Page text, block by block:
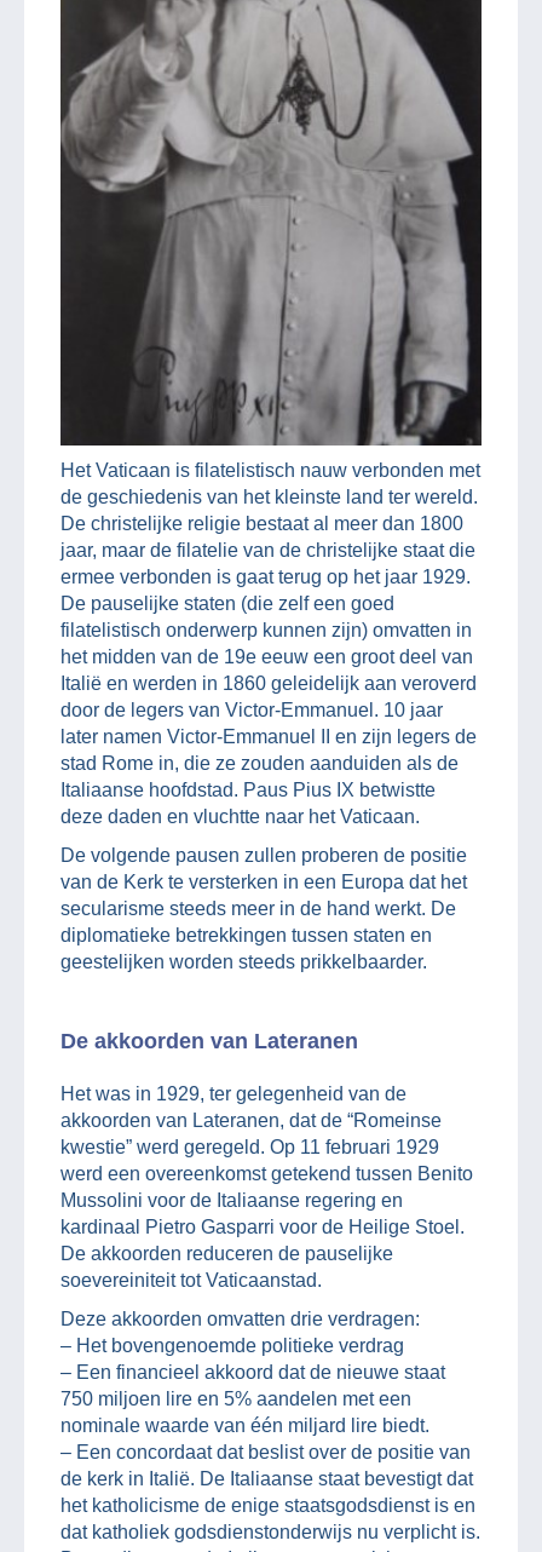
Het Vaticaan is filatelistisch nauw verbonden met
de geschiedenis van het kleinste land ter wereld.
De christelijke religie bestaat al meer dan 1800
jaar, maar de filatelie van de christelijke staat die
ermee verbonden is gaat terug op het jaar 1929.
De pauselijke staten (die zelf een goed
filatelistisch onderwerp kunnen zijn) omvatten in
het midden van de 19e eeuw een groot deel van
Italië en werden in 1860 geleidelijk aan veroverd
door de legers van Victor-Emmanuel. 10 jaar
later namen Victor-Emmanuel II en zijn legers de
stad Rome in, die ze zouden aanduiden als de
Italiaanse hoofdstad. Paus Pius IX betwistte
deze daden en vluchtte naar het Vaticaan.
De volgende pausen zullen proberen de positie
van de Kerk te versterken in een Europa dat het
secularisme steeds meer in de hand werkt. De
diplomatieke betrekkingen tussen staten en
geestelijken worden steeds prikkelbaarder.
De akkoorden van Lateranen
Het was in 1929, ter gelegenheid van de
akkoorden van Lateranen, dat de “Romeinse
kwestie” werd geregeld. Op 11 februari 1929
werd een overeenkomst getekend tussen Benito
Mussolini voor de Italiaanse regering en
kardinaal Pietro Gasparri voor de Heilige Stoel.
De akkoorden reduceren de pauselijke
soevereiniteit tot Vaticaanstad.
Deze akkoorden omvatten drie verdragen:
– Het bovengenoemde politieke verdrag
– Een financieel akkoord dat de nieuwe staat
750 miljoen lire en 5% aandelen met een
nominale waarde van één miljard lire biedt.
– Een concordaat dat beslist over de positie van
de kerk in Italië. De Italiaanse staat bevestigt dat
het katholicisme de enige staatsgodsdienst is en
dat katholiek godsdienstonderwijs nu verplicht is.